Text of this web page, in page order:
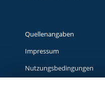
Quellenangaben
Impressum
Nutzungsbedingungen